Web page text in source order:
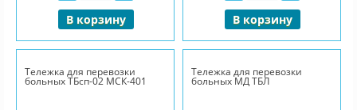
В корзину В корзину
Тележка для перевозки
больных ТБсп-02 МСК-401
Тележка для перевозки
больных МД ТБЛ